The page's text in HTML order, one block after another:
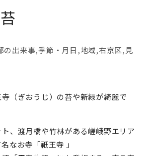
の出来事,季節・月日 ,地域,右京区,見
（ぎおうじ）の苔や新緑が綺麗で
、渡月橋や竹林がある嵯峨野エリア
なお寺「祇王寺 」